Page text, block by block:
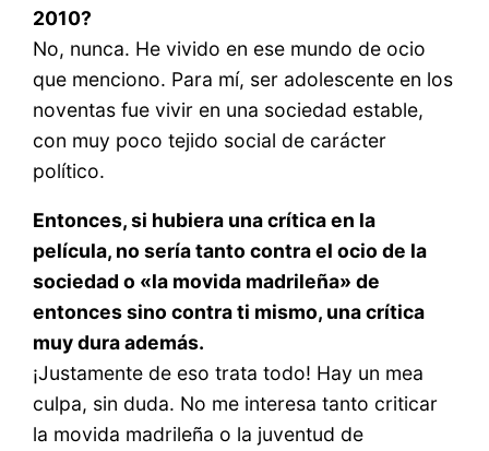
2010?
No, nunca. He vivido en ese mundo de ocio
que menciono. Para mí, ser adolescente en los
noventas fue vivir en una sociedad estable,
con muy poco tejido social de carácter
político.
Entonces, si hubiera una crítica en la
película, no sería tanto contra el ocio de la
sociedad o «la movida madrileña» de
entonces sino contra ti mismo, una crítica
muy dura además.
¡Justamente de eso trata todo! Hay un mea
culpa, sin duda. No me interesa tanto criticar
la movida madrileña o la juventud de